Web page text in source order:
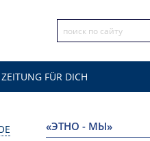
ZEITUNG FÜR DICH
«ЭТНО - МЫ»